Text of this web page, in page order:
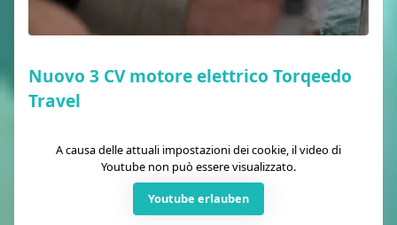
Nuovo 3 CV motore elettrico Torqeedo
Travel
A causa delle attuali impostazioni dei cookie, il video di
Youtube non può essere visualizzato.
Youtube erlauben